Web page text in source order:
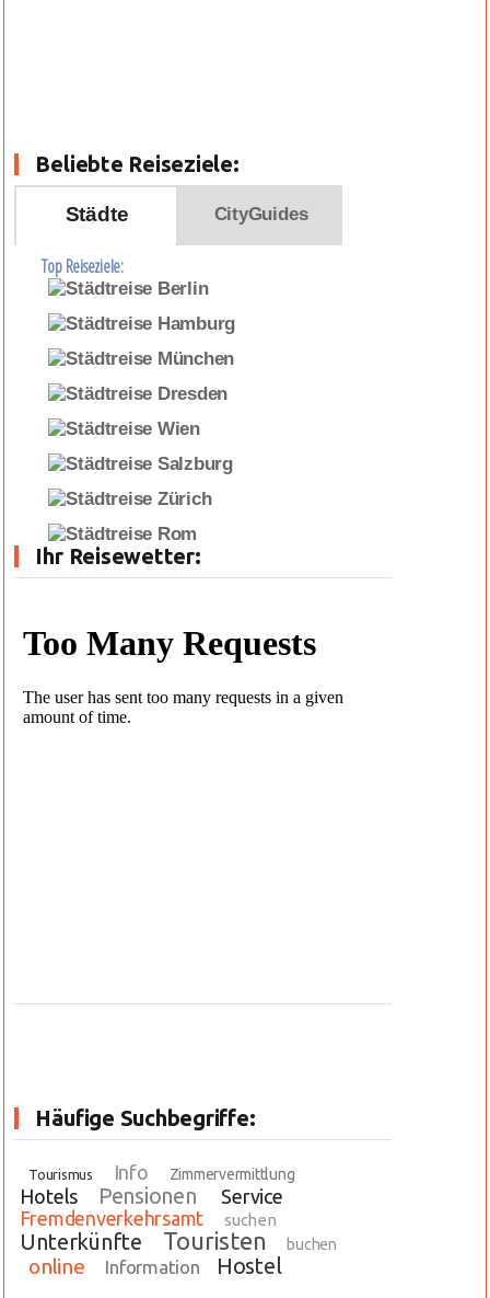
Beliebte Reiseziele:
Städte CityGuides
Top Reiseziele:
Ihr Reisewetter:
Häufige Suchbegriffe:
Tourismus Info Zimmervermittlung
Hotels Pensionen
Service
Fremdenverkehrsamt
suchen
Unterkünfte Touristen buchen
online Information Hostel